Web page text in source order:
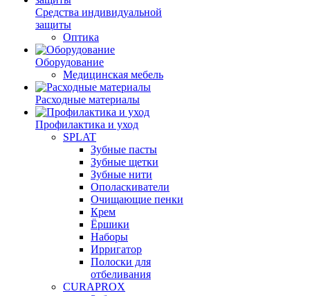
Средства индивидуальной
защиты
Оптика
Оборудование
Медицинская мебель
Расходные материалы
Профилактика и уход
SPLAT
Зубные пасты
Зубные щетки
Зубные нити
Ополаскиватели
Очищающие пенки
Крем
Ёршики
Наборы
Ирригатор
Полоски для
отбеливания
CURAPROX